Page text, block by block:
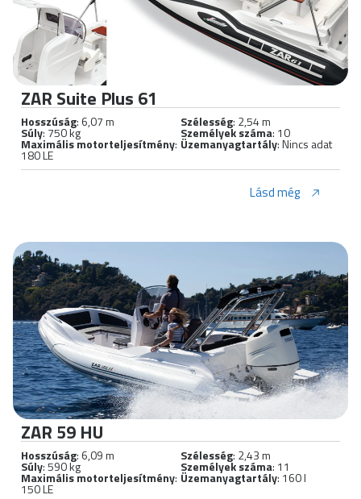
ZAR Suite Plus 61
Hosszúság: 6,07 m Szélesség: 2,54 m
Súly: 750 kg Személyek száma: 10
Maximális motorteljesítmény:
180 LE
Üzemanyagtartály: Nincs adat
Lásd még
ZAR 59 HU
Hosszúság: 6,09 m Szélesség: 2,43 m
Súly: 590 kg Személyek száma: 11
Maximális motorteljesítmény:
150 LE
Üzemanyagtartály: 160 l